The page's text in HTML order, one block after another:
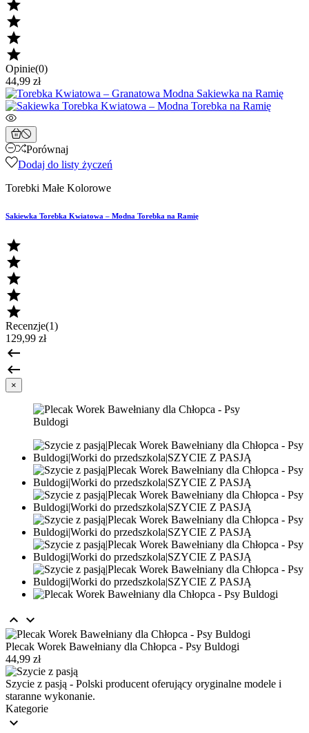




Opinie(0)
44,99 zł
Porównaj
Dodaj do listy życzeń
Torebki Małe Kolorowe
Sakiewka Torebka Kwiatowa – Modna Torebka na Ramię





Recenzje(1)
129,99 zł


×
 
Plecak Worek Bawełniany dla Chłopca - Psy Buldogi
44,99 zł
Szycie z pasją - Polski producent oferujący oryginalne modele i
staranne wykonanie.
Kategorie
